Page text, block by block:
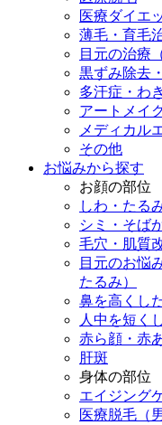
医療ダイエ
薄毛・育毛
目元の治療
黒ずみ除去
多汗症・わ
アートメイ
メディカル
その他
お悩みから探す
お顔の部位
しわ・たる
シミ・そば
毛穴・肌質
目元のお悩
たるみ）
鼻を高くし
人中を短く
赤ら顔・赤
肝斑
身体の部位
エイジング
医療脱毛（